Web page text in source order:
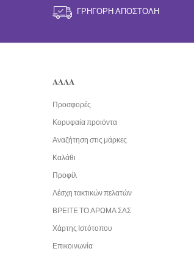
ΓΡΉΓΟΡΗ ΑΠΟΣΤΟΛΉ
ΑΛΛΑ
Προσφορές
Κορυφαία προιόντα
Αναζήτηση στις μάρκες
Καλάθι
Προφίλ
Λέσχη τακτικών πελατών
ΒΡΕΙΤΕ ΤΟ ΑΡΩΜΑ ΣΑΣ
Χάρτης Ιστότοπου
Επικοινωνία